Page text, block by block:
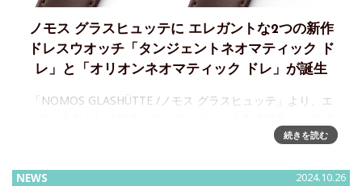
ノモス グラスヒュッテに エレガントな2つの新作
ドレスウオッチ「タンジェントネオマティック ド
レ」と「オリオンネオマティック ドレ」が誕生
「NOMOS GLASHÜTTE /ノモス グラスヒュッテ」より、エ
レ」と「オリオンネオマティック ドレ」発表「NOMOS
続きを読む
NEWS 2024.10.26